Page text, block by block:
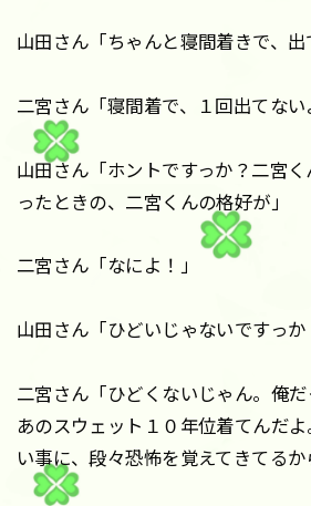
山田さん「ちゃんと寝間着きで、出
二宮さん「寝間着で、１回出てない
山田さん「ホントですっか？二宮
ったときの、二宮くんの格好が」
二宮さん「なによ！」
山田さん「ひどいじゃないですっか
二宮さん「ひどくないじゃん。俺だ
あのスウェット１０年位着てんだ
い事に、段々恐怖を覚えてきてるか